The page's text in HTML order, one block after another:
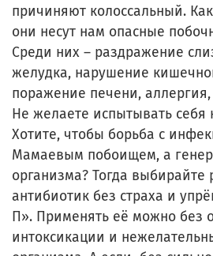
причиняют колоссальный.
они несут нам опасные
Среди них – раздражение
желудка, нарушение
поражение печени,
Не желаете испытывать себя
Хотите, чтобы борьба с
Мамаевым побоищем, а
организма? Тогда выбирайте
антибиотик без страха и
П». Применять её можно без
интоксикации и